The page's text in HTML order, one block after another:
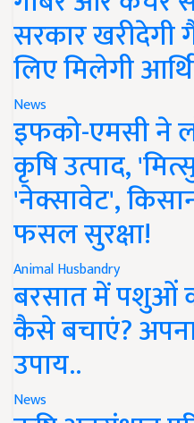
सरकार खरीदेगी
लिए मिलेगी
News
इफको-एमसी ने
कृषि उत्पाद,
'नेक्सावेट',
फसल सुरक्षा!
Animal Husbandry
बरसात में पशुओं
कैसे बचाएं?
उपाय..
News